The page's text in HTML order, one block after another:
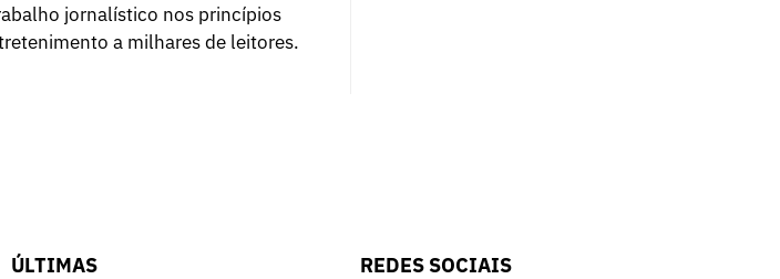
jornalístico nos princípios
a milhares de leitores.
ÚLTIMAS REDES SOCIAIS